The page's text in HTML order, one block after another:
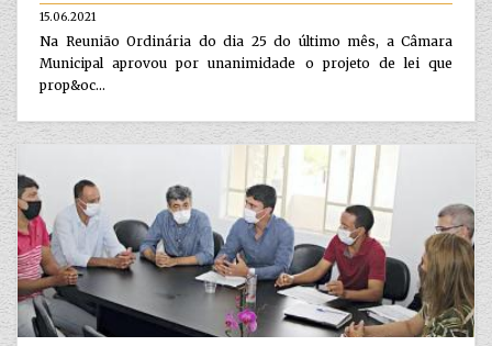
15.06.2021
Na Reunião Ordinária do dia 25 do último mês, a Câmara
Municipal aprovou por unanimidade o projeto de lei que
prop&oc...